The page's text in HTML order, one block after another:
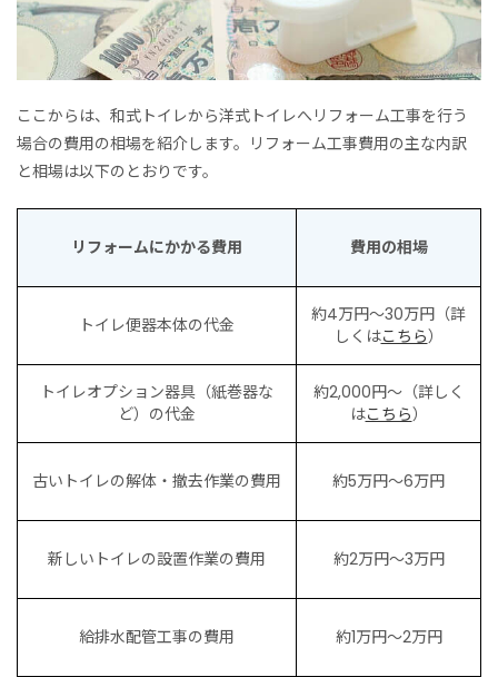
ここからは、和式トイレから洋式トイレへリフォーム工事を行う
場合の費用の相場を紹介します。リフォーム工事費用の主な内訳
と相場は以下のとおりです。
リフォームにかかる費用 費用の相場
トイレ便器本体の代金
約4万円〜30万円（詳
しくはこちら）
トイレオプション器具（紙巻器な
ど）の代金
約2,000円〜（詳しく
はこちら）
古いトイレの解体・撤去作業の費用 約5万円〜6万円
新しいトイレの設置作業の費用 約2万円〜3万円
給排水配管工事の費用 約1万円〜2万円